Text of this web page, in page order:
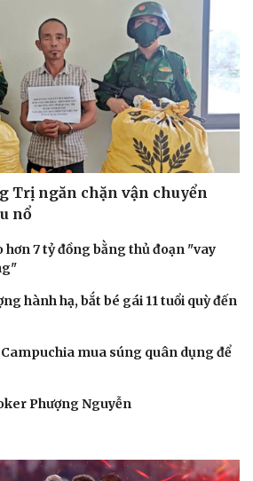
Trị ngăn chặn vận chuyển
nổ
hơn 7 tỷ đồng bằng thủ đoạn "vay
hành hạ, bắt bé gái 11 tuổi quỳ đến
mua súng quân dụng để
Phượng Nguyễn